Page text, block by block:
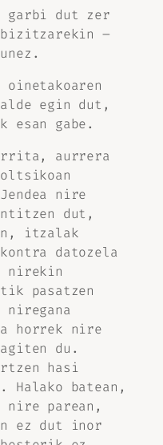
garbi dut zer
–
egin dut,
gabe.
aurrera
nire
dut,
itzalak
datozela
nirekin
pasatzen
niregana
horrek nire
du.
hasi
batean,
parean,
ez dut inor